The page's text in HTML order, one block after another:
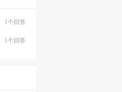
1个回答
1个回答